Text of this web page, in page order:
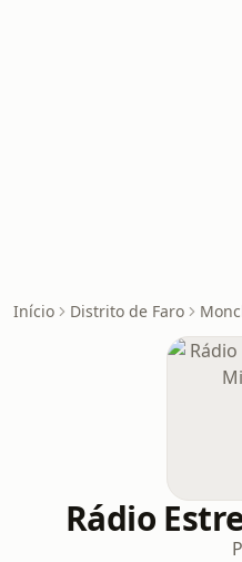
Início Distrito de Faro
Rádio